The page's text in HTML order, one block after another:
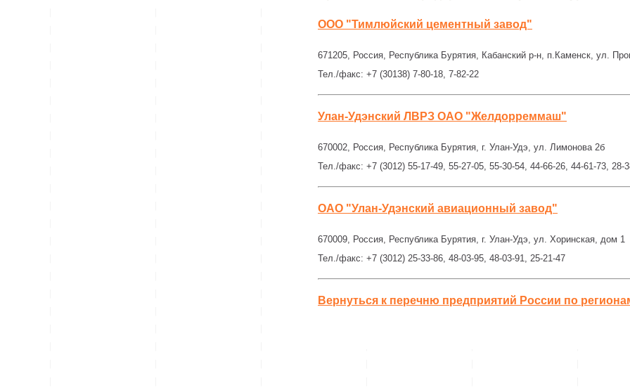
ООО "Тимлюйский цементный завод"
671205, Россия, Республика Бурятия, Кабанский р-н, п.Каменск, ул.
Тел./факс: +7 (30138) 7-80-18, 7-82-22
Улан-Удэнский ЛВРЗ ОАО "Желдорреммаш"
670002, Россия, Республика Бурятия, г. Улан-Удэ, ул. Лимонова 2б
Тел./факс: +7 (3012) 55-17-49, 55-27-05, 55-30-54, 44-66-26, 44-61-73, 28-
ОАО "Улан-Удэнский авиационный завод"
670009, Россия, Республика Бурятия, г. Улан-Удэ, ул. Хоринская, дом 1
Тел./факс: +7 (3012) 25-33-86, 48-03-95, 48-03-91, 25-21-47
Вернуться к перечню предприятий России по